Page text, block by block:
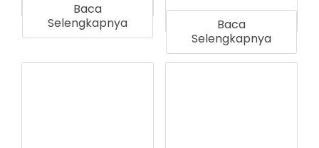
Baca
Selengkapnya
Baca
Selengkapnya